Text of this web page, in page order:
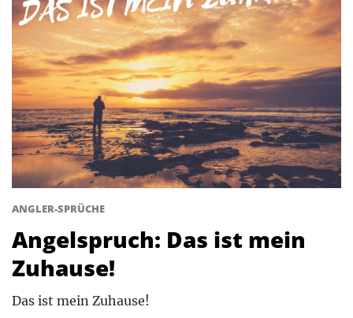
ANGLER-SPRÜCHE
Angelspruch: Das ist mein
Zuhause!
Das ist mein Zuhause!